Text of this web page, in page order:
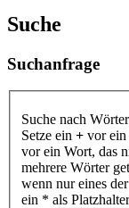
Suche
Suchanfrage
Suche nach
Setze ein + vor ein
vor ein Wort, das
mehrere Wörter
wenn nur eines
ein * als